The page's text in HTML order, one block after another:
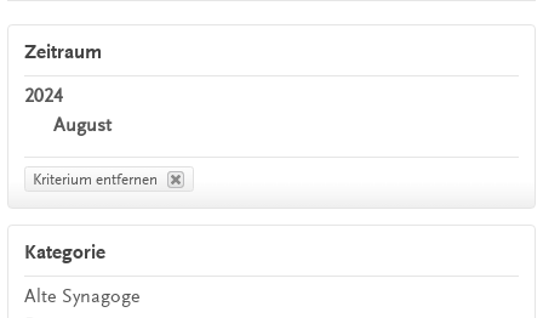
Zeitraum
2024
August
Kriterium entfernen
Kategorie
Alte Synagoge